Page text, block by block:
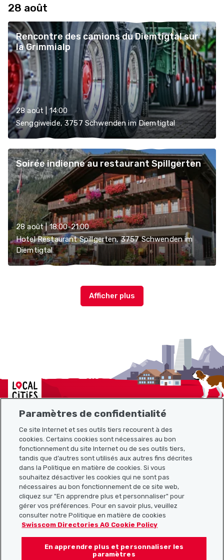
28 août
Rencontre des camions du Diemtigtal sur
la Grimmialp
28 août | 14:00
Senggiweide, 3757 Schwenden im Diemtigtal
Soirée indienne au restaurant Spillgerten
28 août | 18:00-21:00
Hotel Restaurant Spillgerten, 3757 Schwenden im
Diemtigtal
Localcities
Plan du site
Liens utiles
Télécharger l’application Localcities
Suis-nous sur les réseaux sociaux :
Paramètres de confidentialité
Ce site Internet et ses outils tiers recourent à des
cookies. Certains cookies sont nécessaires au bon
fonctionnement du site Internet ou de ses outils tiers,
tandis que d’autres sont utilisés aux autres fins décrites
dans la Politique en matière de cookies. Si vous
souhaitez désactiver les cookies qui ne sont pas
nécessaires au bon fonctionnement de ce site web,
cliquez sur "En apprendre plus et personnaliser" pour
gérer vos préférences. Pour en savoir plus, veuillez
consulter notre Politique en matière de cookies
Swisscom Directories AG Cookie Policy
En apprendre plus et personnaliser les
paramètres